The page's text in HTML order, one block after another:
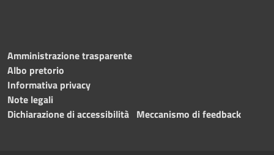
Amministrazione trasparente
Albo pretorio
Informativa privacy
Note legali
Dichiarazione di accessibilità Meccanismo di feedback